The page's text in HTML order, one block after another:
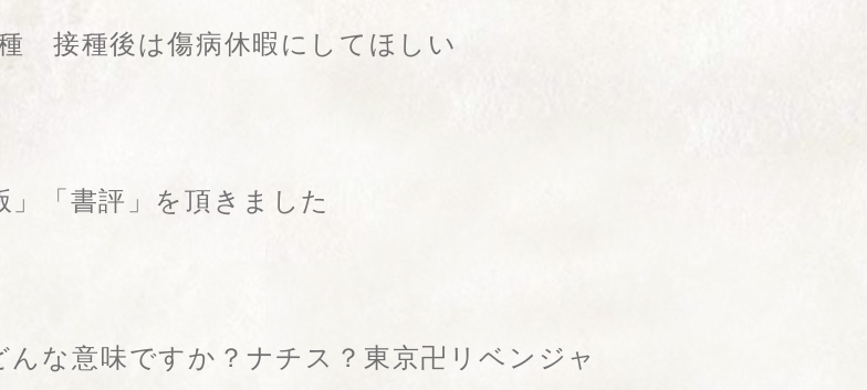
接種後は傷病休暇にしてほしい
」「書評」を頂きました
んな意味ですか？ナチス？東京卍リベンジャ